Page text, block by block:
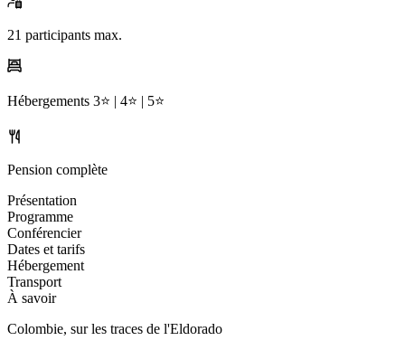
21 participants max.
Hébergements 3⭐️ | 4⭐️ | 5⭐️
Pension complète
Présentation
Programme
Conférencier
Dates et tarifs
Hébergement
Transport
À savoir
Colombie, sur les traces de l'Eldorado